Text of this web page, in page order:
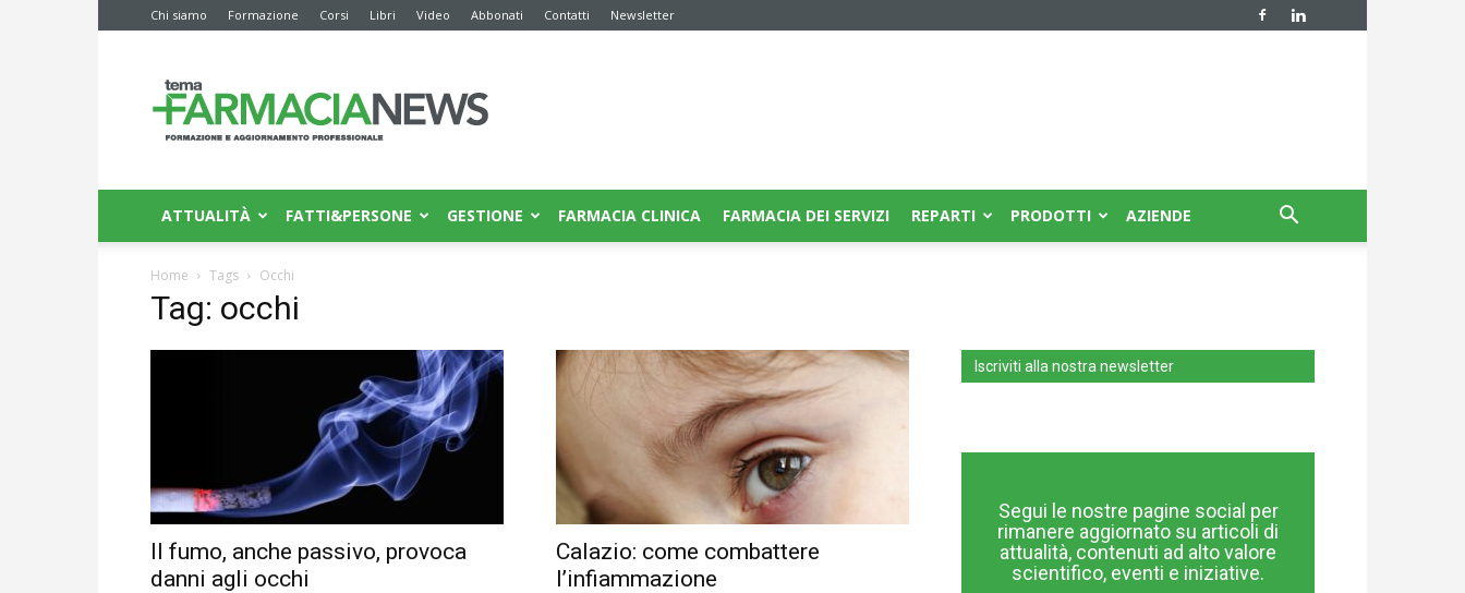
Chi siamo Formazione Corsi Libri Video Abbonati Contatti Newsletter
News
ATTUALITÀ FATTI&PERSONE GESTIONE FARMACIA CLINICA FARMACIA DEI SERVIZI REPARTI PRODOTTI AZIENDE
Home Tags Occhi
Tag: occhi
Il fumo, anche passivo, provoca
danni agli occhi
Calazio: come combattere
l’infiammazione
Iscriviti alla nostra newsletter
Segui le nostre pagine social per
rimanere aggiornato su articoli di
attualità, contenuti ad alto valore
scientifico, eventi e iniziative.